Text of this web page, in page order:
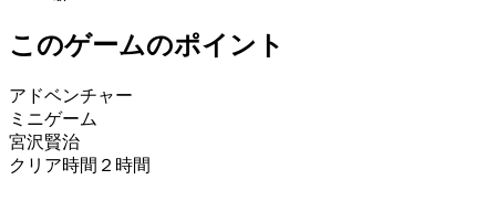
このゲームのポイント
アドベンチャー
ミニゲーム
宮沢賢治
クリア時間２時間